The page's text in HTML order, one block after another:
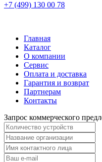
+7 (499) 130 00 78
Главная
Каталог
О компании
Сервис
Оплата и доставка
Гарантия и возврат
Партнерам
Контакты
Запрос коммерческого